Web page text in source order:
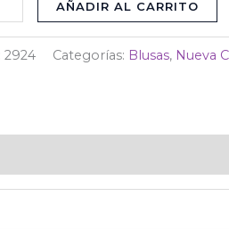
AÑADIR AL CARRITO
2924 Categorías: Blusas, Nueva